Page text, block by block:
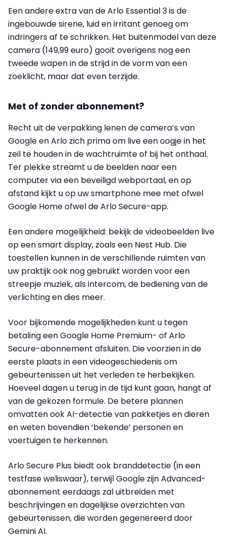
Een andere extra van de Arlo Essential 3 is de
ingebouwde sirene, luid en irritant genoeg om
indringers af te schrikken. Het buitenmodel van deze
camera (149,99 euro) gooit overigens nog een
tweede wapen in de strijd in de vorm van een
zoeklicht, maar dat even terzijde.
Met of zonder abonnement?
Recht uit de verpakking lenen de camera’s van
Google en Arlo zich prima om live een oogje in het
zeil te houden in de wachtruimte of bij het onthaal.
Ter plekke streamt u de beelden naar een
computer via een beveiligd webportaal, en op
afstand kijkt u op uw smartphone mee met ofwel
Google Home ofwel de Arlo Secure-app.
Een andere mogelijkheid: bekijk de videobeelden live
op een smart display, zoals een Nest Hub. Die
toestellen kunnen in de verschillende ruimten van
uw praktijk ook nog gebruikt worden voor een
streepje muziek, als intercom, de bediening van de
verlichting en dies meer.
Voor bijkomende mogelijkheden kunt u tegen
betaling een Google Home Premium- of Arlo
Secure-abonnement afsluiten. Die voorzien in de
eerste plaats in een videogeschiedenis om
gebeurtenissen uit het verleden te herbekijken.
Hoeveel dagen u terug in de tijd kunt gaan, hangt af
van de gekozen formule. De betere plannen
omvatten ook AI-detectie van pakketjes en dieren
en weten bovendien ‘bekende’ personen en
voertuigen te herkennen.
Arlo Secure Plus biedt ook branddetectie (in een
testfase weliswaar), terwijl Google zijn Advanced-
abonnement eerdaags zal uitbreiden met
beschrijvingen en dagelijkse overzichten van
gebeurtenissen, die worden gegenereerd door
Gemini AI.